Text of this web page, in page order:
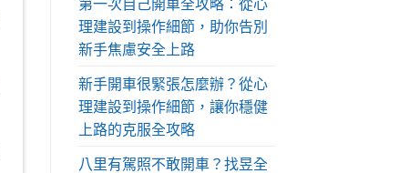
理建設到操作細節，助你告別
新手焦慮安全上路
新手開車很緊張怎麼辦？從心
理建設到操作細節，讓你穩健
上路的克服全攻略
八里有駕照不敢開車？找昱全